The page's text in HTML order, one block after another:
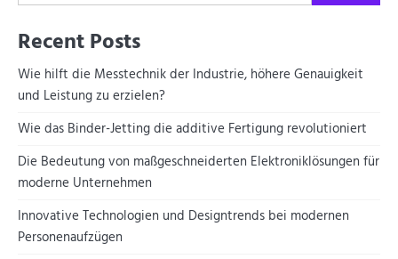
Recent Posts
Wie hilft die Messtechnik der Industrie, höhere Genauigkeit
und Leistung zu erzielen?
Wie das Binder-Jetting die additive Fertigung revolutioniert
Die Bedeutung von maßgeschneiderten Elektroniklösungen für
moderne Unternehmen
Innovative Technologien und Designtrends bei modernen
Personenaufzügen